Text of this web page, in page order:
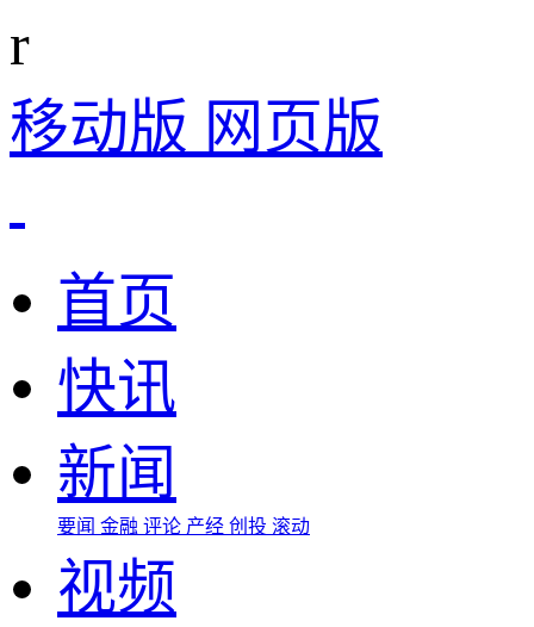
r
移动版 网页版
首页
快讯
新闻
要闻 金融 评论 产经 创投 滚动
视频